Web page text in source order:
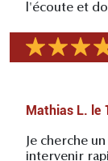
l'écoute et
Mathias L. le
Je cherche
intervenir